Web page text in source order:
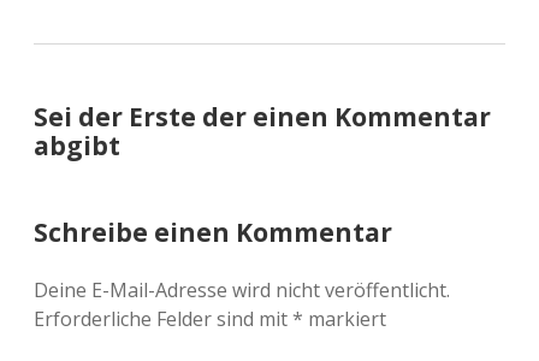
Sei der Erste der einen Kommentar
abgibt
Schreibe einen Kommentar
Deine E-Mail-Adresse wird nicht veröffentlicht.
Erforderliche Felder sind mit* markiert